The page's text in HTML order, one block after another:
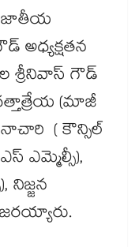
జాతీయ
అధ్యక్షతన
శ్రీనివాస్ గౌడ్
(మాజీ
( కౌన్సిల్
ఎమ్మెల్సీ),
నిజ్జన